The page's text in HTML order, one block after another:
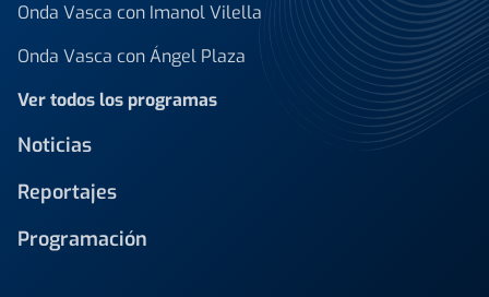
Onda Vasca con Imanol Vilella
Onda Vasca con Ángel Plaza
Ver todos los programas
Noticias
Reportajes
Programación